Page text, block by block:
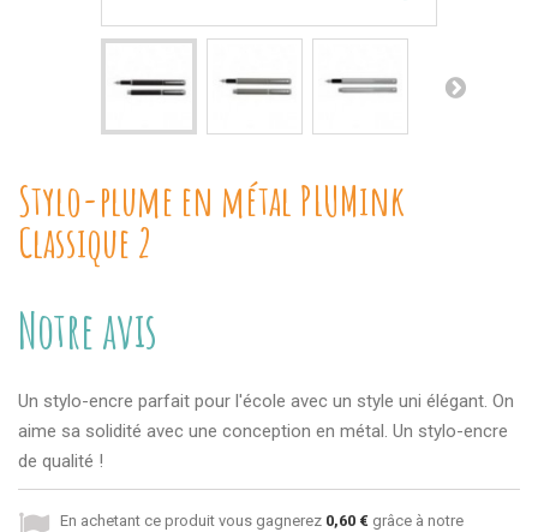
Stylo-plume en métal PLUMink
Classique 2
Notre avis
Un stylo-encre parfait pour l'école avec un style uni élégant. On
aime sa solidité avec une conception en métal. Un stylo-encre
de qualité !
En achetant ce produit vous gagnerez 0,60 € grâce à notre